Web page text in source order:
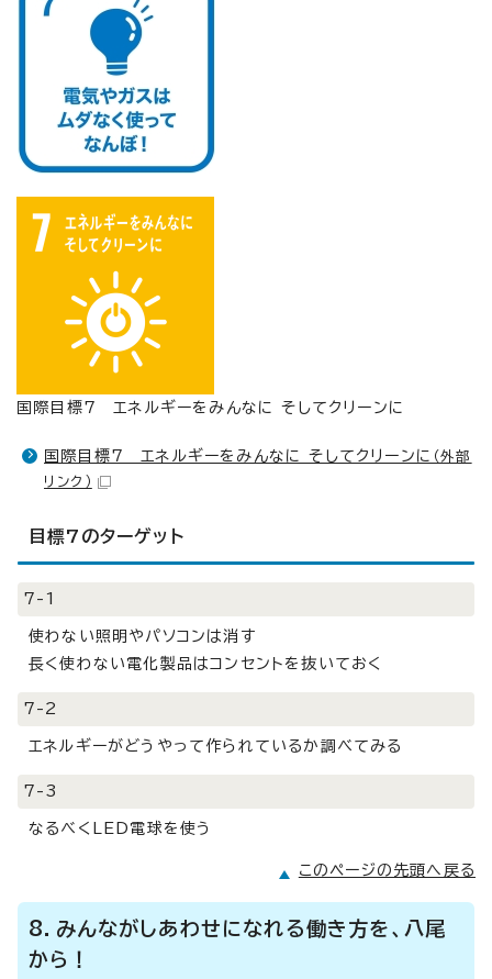
国際目標7 エネルギーをみんなに そしてクリーンに
国際目標7 エネルギーをみんなに そしてクリーンに （外部
リンク）
目標7のターゲット
7-1
使わない照明やパソコンは消す
長く使わない電化製品はコンセントを抜いておく
7-2
エネルギーがどうやって作られているか調べてみる
7-3
なるべくLED電球を使う
このページの先頭へ戻る
8．みんながしあわせになれる働き方を、八尾
から！